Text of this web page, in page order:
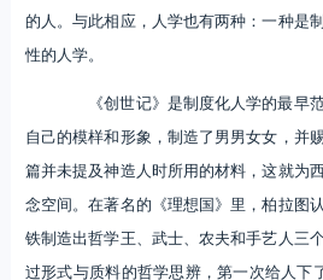
的人。与此相应，人学也有两种：一种是
性的人学。
《创世记》是制度化人学的最早
自己的模样和形象，制造了男男女女，并
篇并未提及神造人时所用的材料，这就为
念空间。在著名的《理想国》里，柏拉图
铁制造出哲学王、武士、农夫和手艺人三
过形式与质料的哲学思辨，第一次给人下